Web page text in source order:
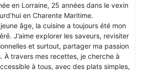
en Lorraine, 25 années dans le vexin
en Charente Maritime.
âge, la cuisine a toujours été mon
J’aime explorer les saveurs, revisiter
et surtout, partager ma passion
À travers mes recettes, je cherche à
à tous, avec des plats simples,